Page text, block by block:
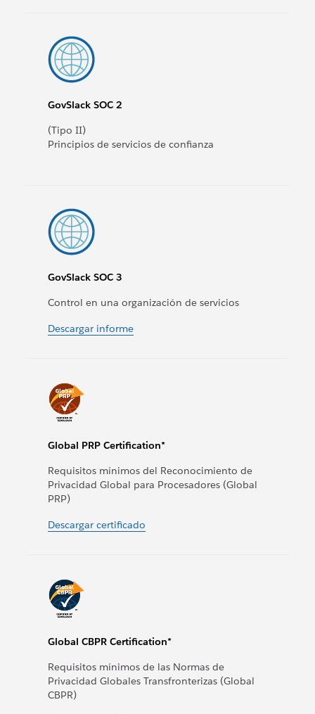
GovSlack SOC 2
(Tipo II)
Principios de servicios de confianza
GovSlack SOC 3
Control en una organización de servicios
Descargar informe
Global PRP Certification*
Requisitos mínimos del Reconocimiento de
Privacidad Global para Procesadores (Global
PRP)
Descargar certificado
Global CBPR Certification*
Requisitos mínimos de las Normas de
Privacidad Globales Transfronterizas (Global
CBPR)